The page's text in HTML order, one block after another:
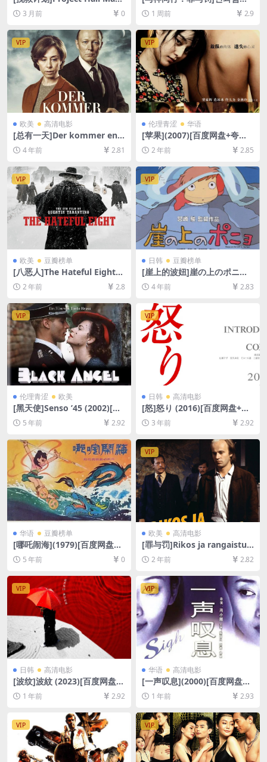
(2026)[百度网盘+夸克网盘21
60P超清未删减资源][网盘在
线播放/下载][MP4/12GB][中
英字幕]
3 月前 0
죄와 벌 (2017)[百度网盘+夸
克网盘1080P超清未删减资源]
[网盘在线播放/下载][MP4/9.
5GB][中文字幕]
1 周前 2.9
VIP
欧美 高清电影
[总有一天]Der kommer en d
ag (2016)[百度网盘+迅雷云盘
资源1080P超清未删减][MP4/
7.6GB][中文字幕]
4 年前 2.81
VIP
伦理青涩 华语
[苹果](2007)[百度网盘+夸克
网盘高清未删减资源][MP4/7.
4GB][国语中字]【视频文件
+防和谐压缩包（含解压密
码）】
2 年前 2.85
VIP
欧美 豆瓣榜单
[八恶人]The Hateful Eight
(2015)[百度网盘+夸克网盘10
80P超清未删减资源][网盘在
英字幕]
2 年前 2.8
VIP
日韩 豆瓣榜单
[崖上的波妞]崖の上のポニョ
(2008)[百度网盘+迅雷云盘资
源1080P超清未删减][MP4/5.
4 年前 2.83
VIP
伦理青涩 欧美
[黑天使]Senso ’45 (2002)[百
度网盘+迅雷云盘资源1080P
超清未删减][MP4/8.1GB][原
声中字]【视频文件+防和谐压
缩包（含解压密码）】
5 年前 2.92
VIP
日韩 高清电影
[怒]怒り (2016)[百度网盘+夸
克网盘1080P超清未删减资源]
[网盘在线播放/下载][MP4/8.
9GB][中文字幕]
3 年前 2.92
华语 豆瓣榜单
[哪吒闹海](1979)[百度网盘
+迅雷云盘资源1080P超清未
删减][MP4/1.5GB][中文字幕]
5 年前 0
VIP
欧美 高清电影
[罪与罚]Rikos ja rangaistus
(1983)[百度网盘+夸克网盘10
80P超清未删减资源][网盘在
线播放/下载][MP4/6.2GB][中
文字幕]
2 年前 2.82
VIP
日韩 高清电影
[波纹]波紋 (2023)[百度网盘
+夸克网盘1080P超清未删减
资源][网盘在线播放/下载][MP
1 年前 2.92
VIP
华语 高清电影
[一声叹息](2000)[百度网盘
+夸克网盘1080P超清未删减
资源][网盘在线播放/下载][MP
1 年前 2.93
VIP VIP